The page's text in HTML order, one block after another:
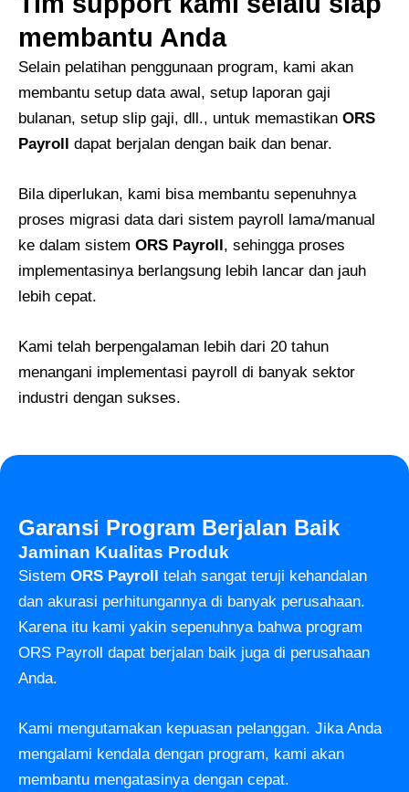
membantu Anda
Selain pelatihan penggunaan program, kami akan
membantu setup data awal, setup laporan gaji
bulanan, setup slip gaji, dll., untuk memastikan ORS
Payroll dapat berjalan dengan baik dan benar.
Bila diperlukan, kami bisa membantu sepenuhnya
proses migrasi data dari sistem payroll lama/manual
ke dalam sistem ORS Payroll , sehingga proses
implementasinya berlangsung lebih lancar dan jauh
lebih cepat.
Kami telah berpengalaman lebih dari 20 tahun
menangani implementasi payroll di banyak sektor
industri dengan sukses.
Garansi Program Berjalan Baik
Jaminan Kualitas Produk
Sistem ORS Payroll telah sangat teruji kehandalan
dan akurasi perhitungannya di banyak perusahaan.
Karena itu kami yakin sepenuhnya bahwa program
ORS Payroll dapat berjalan baik juga di perusahaan
Anda.
Kami mengutamakan kepuasan pelanggan. Jika Anda
mengalami kendala dengan program, kami akan
membantu mengatasinya dengan cepat.